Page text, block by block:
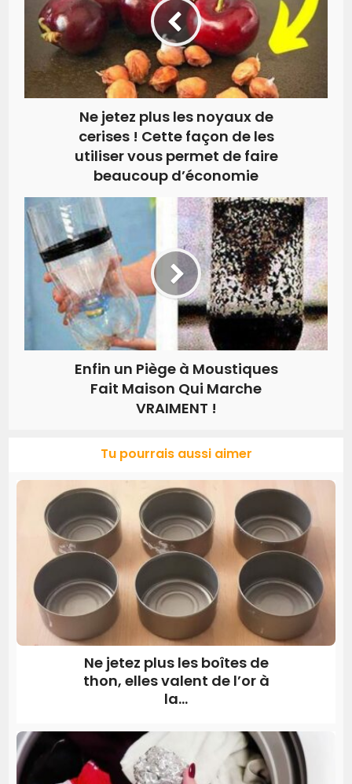
Ne jetez plus les noyaux de
cerises ! Cette façon de les
utiliser vous permet de faire
beaucoup d’économie
Enfin un Piège à Moustiques
Fait Maison Qui Marche
VRAIMENT !
Tu pourrais aussi aimer
Ne jetez plus les boîtes de
thon, elles valent de l’or à
la...